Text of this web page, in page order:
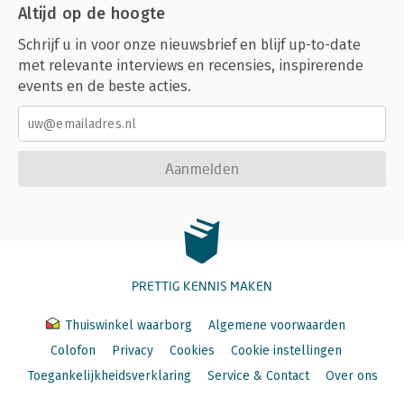
Altijd op de hoogte
Schrijf u in voor onze nieuwsbrief en blijf up-to-date
met relevante interviews en recensies, inspirerende
events en de beste acties.
Aanmelden
PRETTIG KENNIS MAKEN
Thuiswinkel waarborg
Algemene voorwaarden
Colofon
Privacy Cookies
Cookie instellingen
Toegankelijkheidsverklaring
Service & Contact Over ons